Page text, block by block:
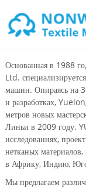
Основанная в 1988
Ltd.
машин. Опираясь на
и разработках,
метров новых
Линьи в 2009 году.
исследованиях,
нетканых
в Африку, Индию,
Мы предлагаем